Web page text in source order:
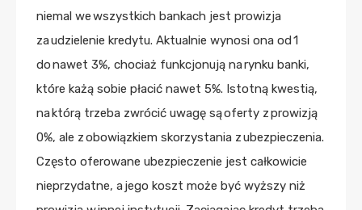
niemal we wszystkich bankach jest prowizja
za udzielenie kredytu. Aktualnie wynosi ona od 1
do nawet 3%, chociaż funkcjonują na rynku banki,
które każą sobie płacić nawet 5%. Istotną kwestią,
na którą trzeba zwrócić uwagę są oferty z prowizją
0%, ale z obowiązkiem skorzystania z ubezpieczenia.
Często oferowane ubezpieczenie jest całkowicie
nieprzydatne, a jego koszt może być wyższy niż